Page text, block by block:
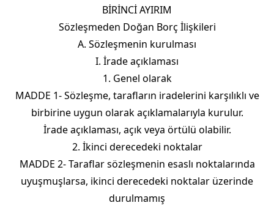
BİRİNCİ AYIRIM
Sözleşmeden Doğan Borç İlişkileri
A. Sözleşmenin kurulması
I. İrade açıklaması
1. Genel olarak
MADDE 1- Sözleşme, tarafların iradelerini karşılıklı ve
birbirine uygun olarak açıklamalarıyla kurulur.
İrade açıklaması, açık veya örtülü olabilir.
2. İkinci derecedeki noktalar
MADDE 2- Taraflar sözleşmenin esaslı noktalarında
uyuşmuşlarsa, ikinci derecedeki noktalar üzerinde
durulmamış